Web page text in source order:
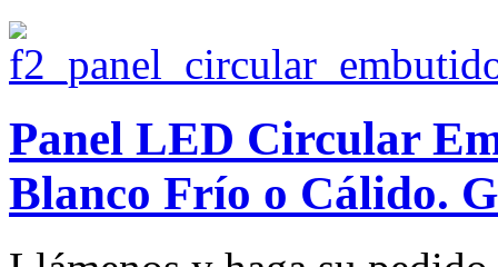
Panel LED Circular
Blanco Frío o Cálido.